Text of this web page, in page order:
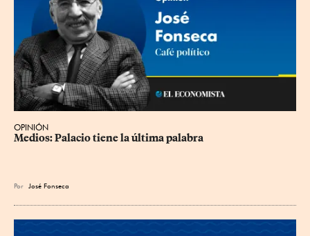
OPINIÓN
Medios: Palacio tiene la última palabra
Por José Fonseca